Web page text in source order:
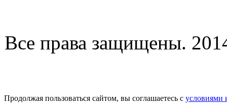
Все права защищены.
Продолжая пользоваться сайтом, вы соглашаетесь с условиями